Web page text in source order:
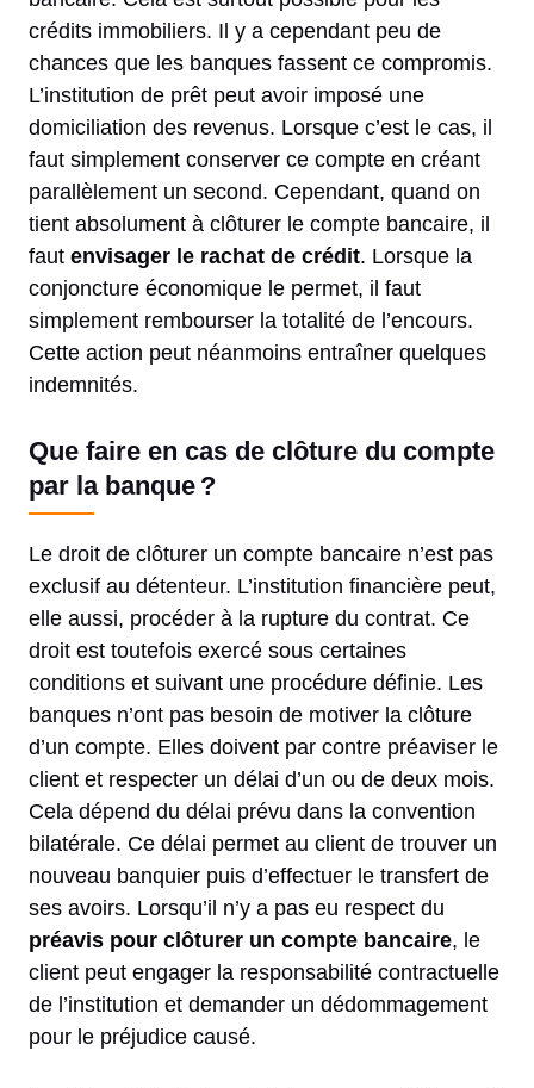
crédits immobiliers. Il y a cependant peu de
chances que les banques fassent ce compromis.
L’institution de prêt peut avoir imposé une
domiciliation des revenus. Lorsque c’est le cas, il
faut simplement conserver ce compte en créant
parallèlement un second. Cependant, quand on
tient absolument à clôturer le compte bancaire, il
faut envisager le rachat de crédit. Lorsque la
conjoncture économique le permet, il faut
simplement rembourser la totalité de l’encours.
Cette action peut néanmoins entraîner quelques
indemnités.
Que faire en cas de clôture du compte
par la banque ?
Le droit de clôturer un compte bancaire n’est pas
exclusif au détenteur. L’institution financière peut,
elle aussi, procéder à la rupture du contrat. Ce
droit est toutefois exercé sous certaines
conditions et suivant une procédure définie. Les
banques n’ont pas besoin de motiver la clôture
d’un compte. Elles doivent par contre préaviser le
client et respecter un délai d’un ou de deux mois.
Cela dépend du délai prévu dans la convention
bilatérale. Ce délai permet au client de trouver un
nouveau banquier puis d’effectuer le transfert de
ses avoirs. Lorsqu’il n’y a pas eu respect du
préavis pour clôturer un compte bancaire, le
client peut engager la responsabilité contractuelle
de l’institution et demander un dédommagement
pour le préjudice causé.